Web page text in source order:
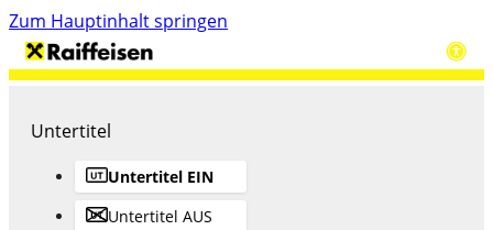
Zum Hauptinhalt springen
Untertitel
Untertitel EIN
Untertitel AUS